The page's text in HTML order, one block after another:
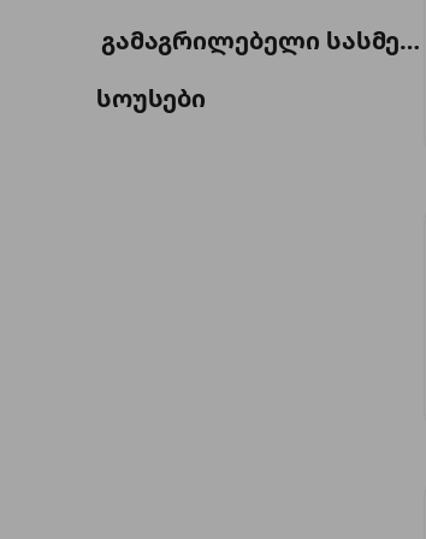
გამაგრილებელი სასმელი
სოუსები